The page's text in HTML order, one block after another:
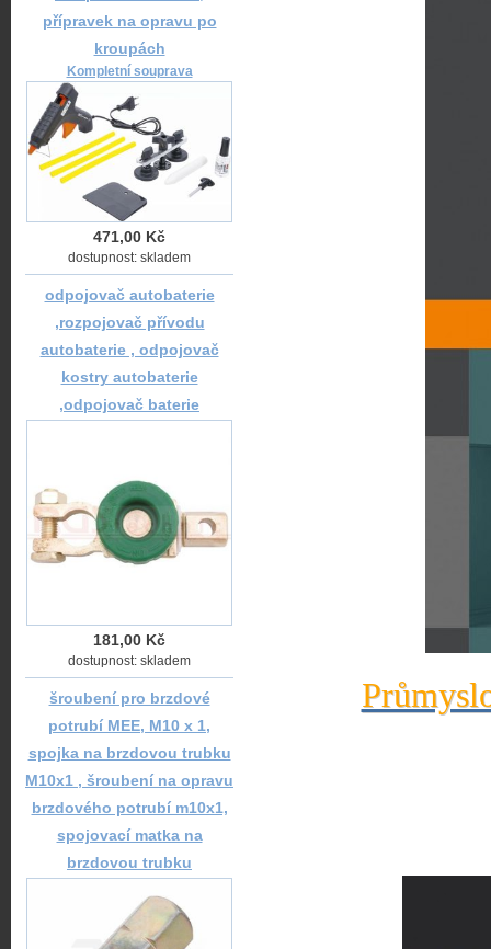
přípravek na opravu po
kroupách
Kompletní souprava
471,00 Kč
dostupnost: skladem
odpojovač autobaterie
,rozpojovač přívodu
autobaterie , odpojovač
kostry autobaterie
,odpojovač baterie
181,00 Kč
dostupnost: skladem
šroubení pro brzdové
potrubí MEE, M10 x 1,
spojka na brzdovou trubku
M10x1 , šroubení na opravu
brzdového potrubí m10x1,
spojovací matka na
brzdovou trubku